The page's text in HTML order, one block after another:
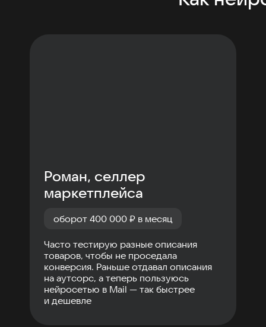
Роман, селлер
маркетплейса
оборот 400 000 ₽ в месяц
Часто тестирую разные описания
товаров, чтобы не проседала
конверсия. Раньше отдавал описания
на аутсорс, а теперь пользуюсь
нейросетью в Mail — так быстрее
и дешевле